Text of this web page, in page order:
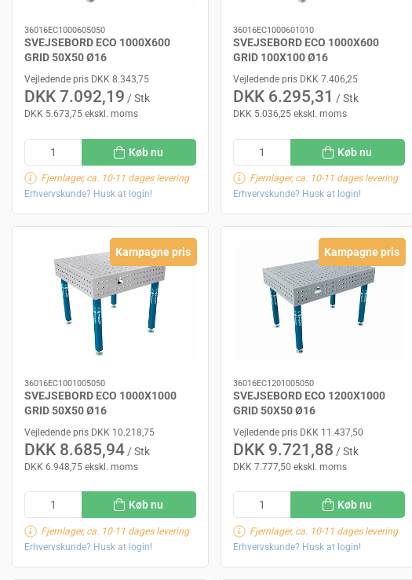
36016EC1000605050
SVEJSEBORD ECO 1000X600
GRID 50X50 Ø16
Vejledende pris DKK 8.343,75
DKK 7.092,19 / Stk
DKK 5.673,75 ekskl. moms
Køb nu
Fjernlager, ca. 10-11 dages levering
Erhvervskunde? Husk at login!
36016EC1000601010
SVEJSEBORD ECO 1000X600
GRID 100X100 Ø16
Vejledende pris DKK 7.406,25
DKK 6.295,31 / Stk
DKK 5.036,25 ekskl. moms
Køb nu
Fjernlager, ca. 10-11 dages levering
Erhvervskunde? Husk at login!
Kampagne pris
36016EC1001005050
SVEJSEBORD ECO 1000X1000
GRID 50X50 Ø16
Vejledende pris DKK 10.218,75
DKK 8.685,94 / Stk
DKK 6.948,75 ekskl. moms
Køb nu
Fjernlager, ca. 10-11 dages levering
Erhvervskunde? Husk at login!
Kampagne pris
36016EC1201005050
SVEJSEBORD ECO 1200X1000
GRID 50X50 Ø16
Vejledende pris DKK 11.437,50
DKK 9.721,88 / Stk
DKK 7.777,50 ekskl. moms
Køb nu
Fjernlager, ca. 10-11 dages levering
Erhvervskunde? Husk at login!